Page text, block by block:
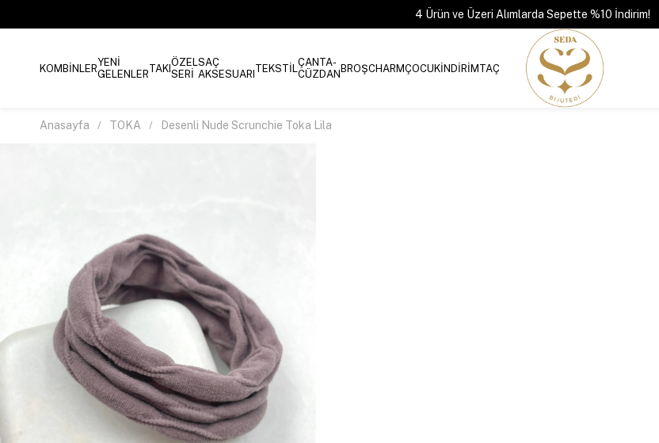
4 Ürün ve Üzeri Alımlarda Sepette %10 İndirim!
KOMBİNLERYENİ
GELENLERTAKIÖZEL
SERİ
SAÇ
AKSESUARI TEKSTİLÇANTA-
CÜZDANBROŞCHARMÇOCUKİNDİRİMTAÇ
Anasayfa TOKA Desenli Nude Scrunchie Toka Lila